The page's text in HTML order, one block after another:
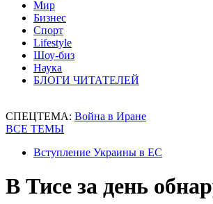
Мир
Бизнес
Спорт
Lifestyle
Шоу-биз
Наука
БЛОГИ ЧИТАТЕЛЕЙ
СПЕЦТЕМА: Война в Иране
ВСЕ ТЕМЫ
Вступление Украины в ЕС
В Тисе за день